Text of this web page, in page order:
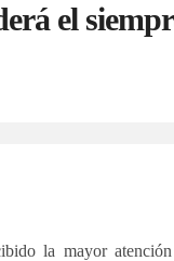
el
la mayor